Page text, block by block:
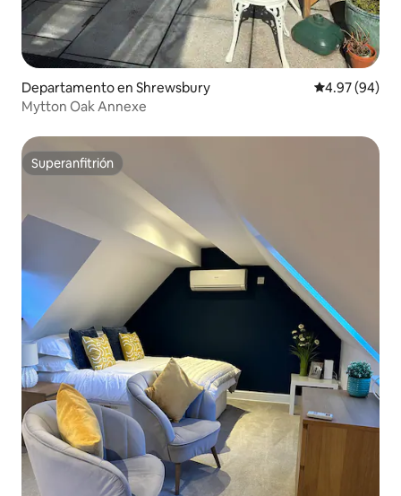
Departamento en Shrewsbury Calificación
4.97 (94)
Mytton Oak Annexe
Superanfitrión
Superanfitrión